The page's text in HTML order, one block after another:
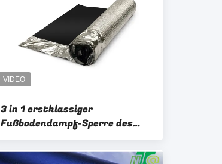
3 in 1 erstklassiger
Fußbodendampf-Sperre des
underlayment-110kg/m3
zugrunde gelegen für Laminat